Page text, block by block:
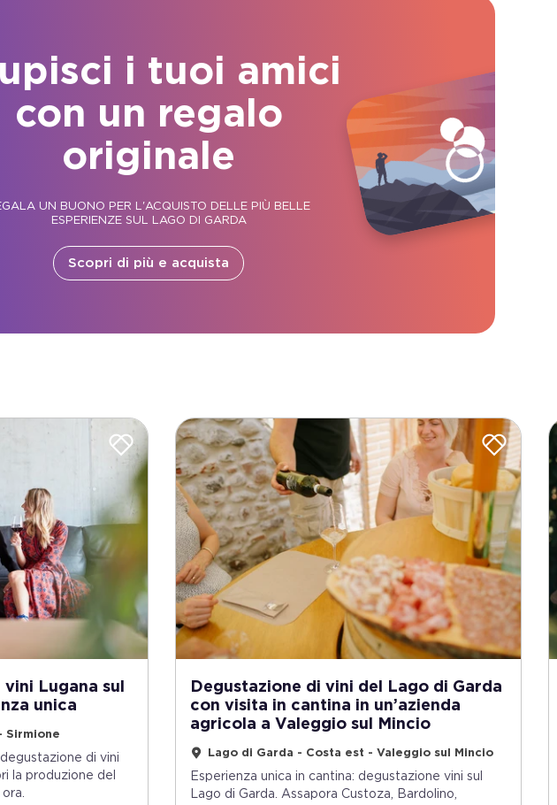
i tuoi amici
con un regalo
originale
UN BUONO PER L'ACQUISTO DELLE PIÙ BELLE
ESPERIENZE SUL LAGO DI GARDA
Scopri di più e acquista
Lugana sul
unica
Sirmione
di vini
la produzione del
Degustazione di vini del Lago di Garda
con visita in cantina in un’azienda
agricola a Valeggio sul Mincio
Lago di Garda - Costa est - Valeggio sul Mincio
Esperienza unica in cantina: degustazione vini sul
Lago di Garda. Assapora Custoza, Bardolino,